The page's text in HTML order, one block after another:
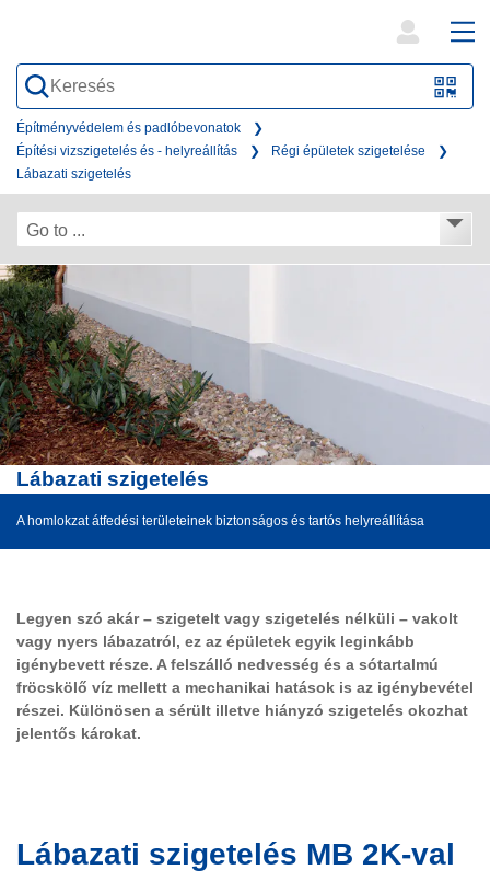
QR-
oder
form
Építményvédelem és padlóbevonatok
Építési vizszigetelés és - helyreállítás
Régi épületek szigetelése
Lábazati szigetelés
Go to ...
Lábazati szigetelés
A homlokzat átfedési területeinek biztonságos és tartós helyreállítása
Legyen szó akár – szigetelt vagy szigetelés nélküli – vakolt
vagy nyers lábazatról, ez az épületek egyik leginkább
igénybevett része. A felszálló nedvesség és a sótartalmú
fröcskölő víz mellett a mechanikai hatások is az igénybevétel
részei. Különösen a sérült illetve hiányzó szigetelés okozhat
jelentős károkat.
Lábazati szigetelés MB 2K-val